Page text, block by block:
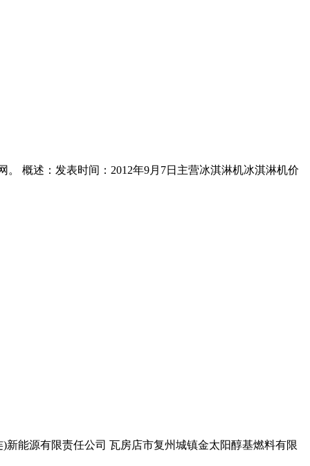
。 概述：发表时间：2012年9月7日主营冰淇淋机冰淇淋机价
能源有限责任公司 瓦房店市复州城镇金太阳醇基燃料有限